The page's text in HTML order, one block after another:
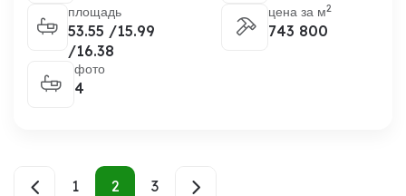
площадь
53.55 /15.99
/16.38
цена за м2
743 800
фото
4
1 2 3